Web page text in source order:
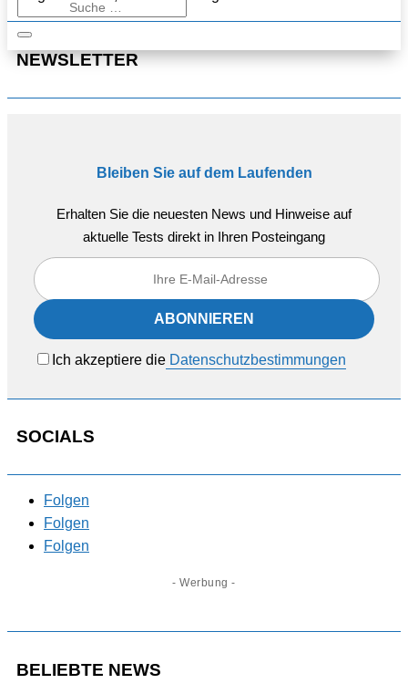
NEWSLETTER
Bleiben Sie auf dem Laufenden
Erhalten Sie die neuesten News und Hinweise auf
aktuelle Tests direkt in Ihren Posteingang
Ich akzeptiere die Datenschutzbestimmungen
SOCIALS
Folgen
Folgen
Folgen
- Werbung -
BELIEBTE NEWS